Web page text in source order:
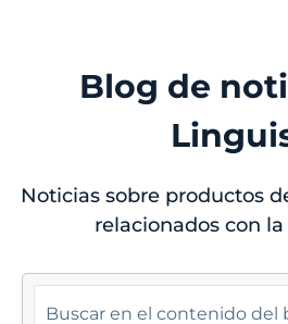
Blog de
Noticias sobre productos
relacionados con